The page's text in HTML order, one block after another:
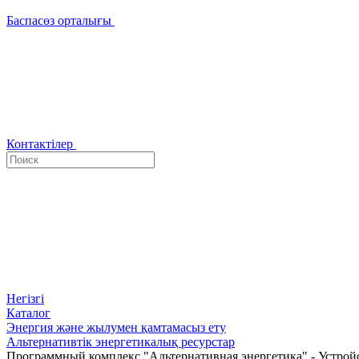
Баспасөз орталығы
Контактілер
Негізгі
Каталог
Энергия және жылумен қамтамасыз ету
Альтернативтік энергетикалық ресурстар
Программный комплекс "Альтернативная энергетика" -